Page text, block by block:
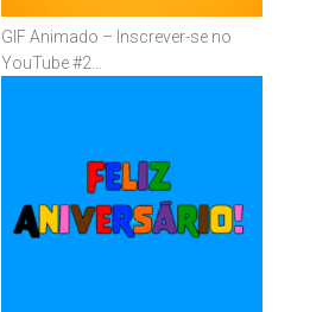
GIF Animado – Inscrever-se no
YouTube #2…